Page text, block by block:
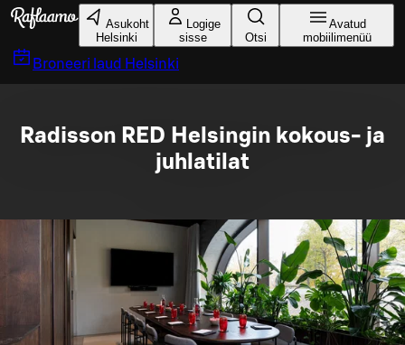
Liigu peamise sisu juurde
Asukoht
Helsinki
Logige
sisse
Otsi
Avatud
mobiilimenüü
Broneeri laud Helsinki
Radisson RED Helsingin kokous- ja
juhlatilat